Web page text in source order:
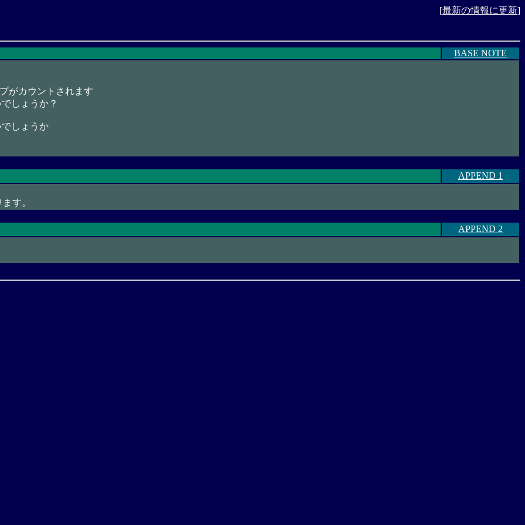
[最新の情報に更新]
BASE NOTE
がカウントされます
しょうか？
しょうか
APPEND 1
す。
APPEND 2